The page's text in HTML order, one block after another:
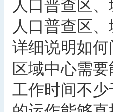
人口普查区
详细说明如
区域中心需
工作时间不